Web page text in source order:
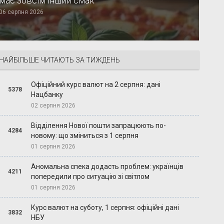
серпня 2026
ЧИТАЮТЬ ЗА ТИЖДЕНЬ
5378
Офіційний курс валют на 2 серпня: дані
Нацбанку
02 серпня 2026
4284
Відділення Нової пошти запрацюють по-
новому: що зміниться з 1 серпня
01 серпня 2026
4211
Аномальна спека додасть проблем: українців
попередили про ситуацію зі світлом
01 серпня 2026
3832
Курс валют на суботу, 1 серпня: офіційні дані
НБУ